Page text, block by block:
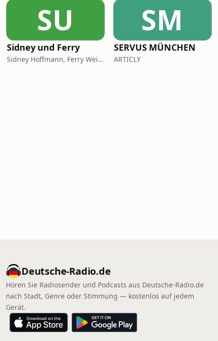
SU
Sidney und Ferry
Sidney Hoffmann, Ferry Weiss
SM
SERVUS MÜNCHEN
ARTICLY
Deutsche-Radio.de
Hören Sie Radiosender und Podcasts aus Deutsche-Radio.de
nach Stadt, Genre oder Stimmung — kostenlos auf jedem
Gerät.